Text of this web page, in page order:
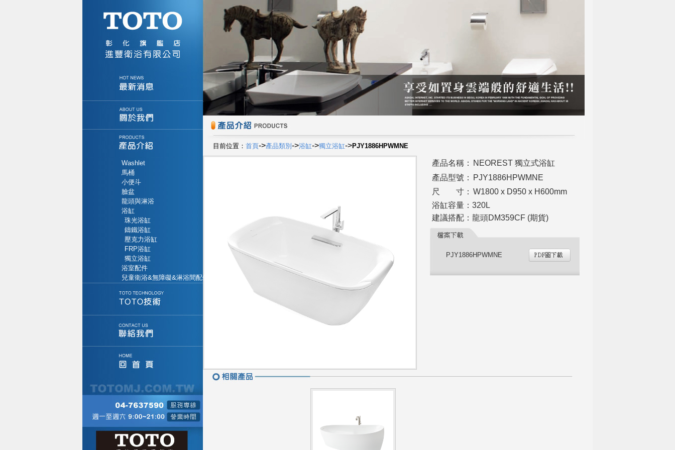
Washlet
馬桶
小便斗
臉盆
龍頭與淋浴
浴缸
珠光浴缸
鑄鐵浴缸
壓克力浴缸
FRP浴缸
獨立浴缸
浴室配件
兒童衛浴&無障礙&淋浴間配件
目前位置： 首頁->產品類別 ->浴缸->獨立浴缸->PJY1886HPWMNE
產品名稱：
NEOREST 獨立式浴缸
產品型號：
PJY1886HPWMNE
尺 寸： W1800 x D950 x H600mm
浴缸容量：320L
建議搭配：龍頭DM359CF (期貨)
PJY1886HPWMNE